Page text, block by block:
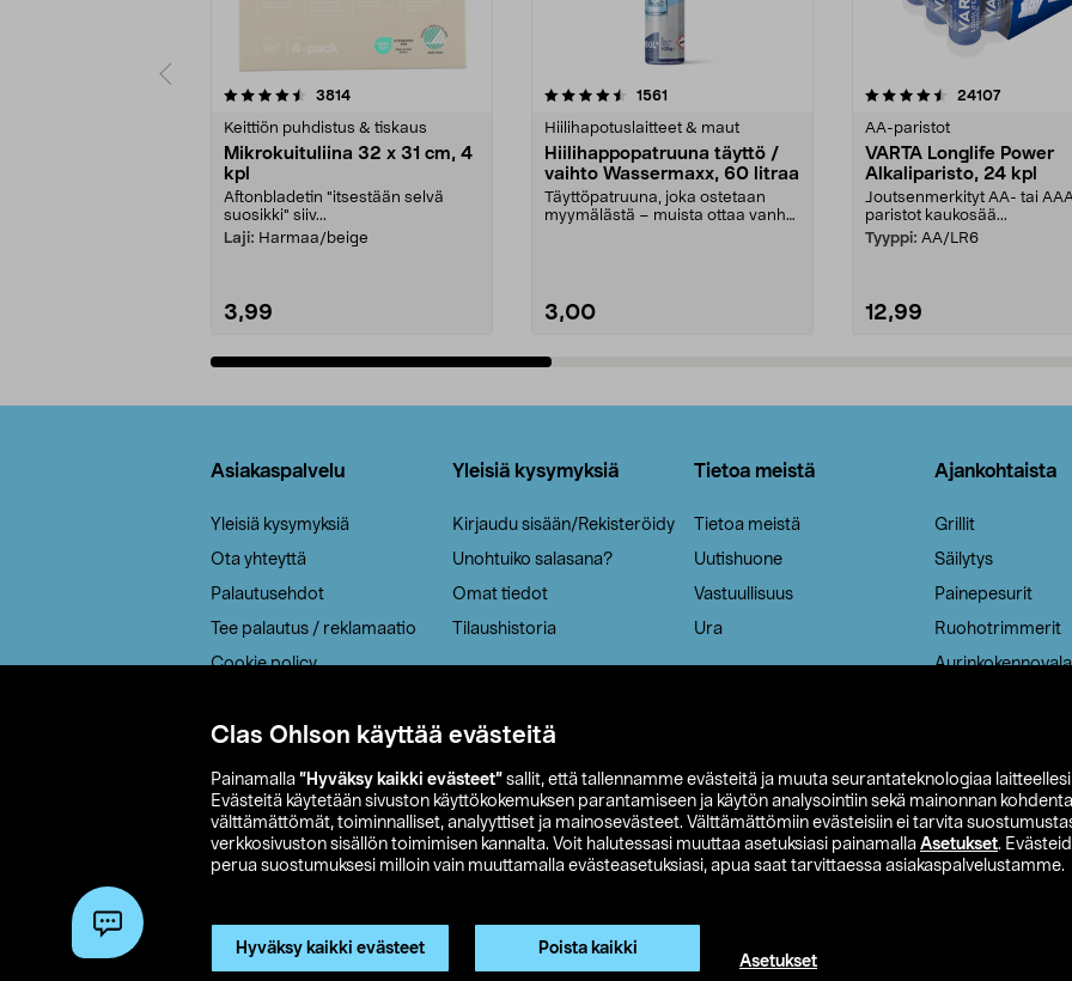
Clas Ohlson käyttää evästeitä
Painamalla ”Hyväksy kaikki evästeet” sallit, että tallennamme evästeitä ja muuta seurantateknologiaa laitteellesi
Evästeitä käytetään sivuston käyttökokemuksen parantamiseen ja käytön analysointiin sekä mainonnan
välttämättömät, toiminnalliset, analyyttiset ja mainosevästeet. Välttämättömiin evästeisiin ei tarvita
verkkosivuston sisällön toimimisen kannalta. Voit halutessasi muuttaa asetuksiasi painamalla Asetukset.
perua suostumuksesi milloin vain muuttamalla evästeasetuksiasi, apua saat tarvittaessa asiakaspalvelustamme.
Hyväksy kaikki evästeet Poista kaikki
Asetukset
3814arvostelut
Keittiön puhdistus & tiskaus
Mikrokuituliina 32 x 31 cm, 4
kpl
Aftonbladetin "itsestään selvä
suosikki" siiv...
Laji: Harmaa/beige
3,99
4.5viidestä
1561
Hiilihapotuslaitteet & maut
Hiilihappopatruuna täyttö /
vaihto Wassermaxx, 60 litraa
Täyttöpatruuna, joka ostetaan
myymälästä – muista ottaa vanha
3,00
4.5viidestä
24107arvostelut
AA-paristot
VARTA Longlife Power
Alkaliparisto, 24 kpl
Joutsenmerkityt AA- tai
paristot kaukosää...
Tyyppi: AA/LR6
12,99
4.5viidestä
Asiakaspalvelu
Yleisiä kysymyksiä
Ota yhteyttä
Palautusehdot
Tee palautus / reklamaatio
Cookie policy
Saavutettavuus
Yleisiä kysymyksiä
Kirjaudu sisään/Rekisteröidy
Unohtuiko salasana?
Omat tiedot
Tilaushistoria
Tietoa meistä
Tietoa meistä
Uutishuone
Vastuullisuus
Ura
Ajankohtaista
Grillit
Säilytys
Painepesurit
Ruohotrimmerit